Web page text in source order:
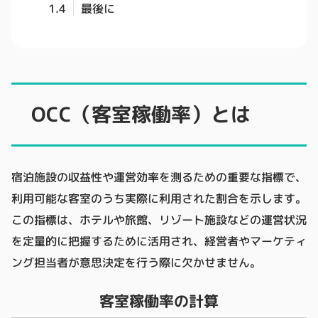
1.4
最後に
OCC（客室稼働率）とは
宿泊施設の収益性や運営効率を測るための重要な指標で、
利用可能な客室のうち実際に利用された割合を示します。
この指標は、ホテルや旅館、リゾート施設などの運営状況
を定量的に把握するために活用され、経営者やマーケティ
ング担当者が意思決定を行う際に欠かせません。
客室稼働率の計算